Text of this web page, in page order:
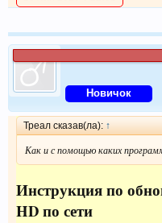
Новичок
Треал сказав(ла): ↑
Как и с помощью каких
Инструкция по
HD по сети